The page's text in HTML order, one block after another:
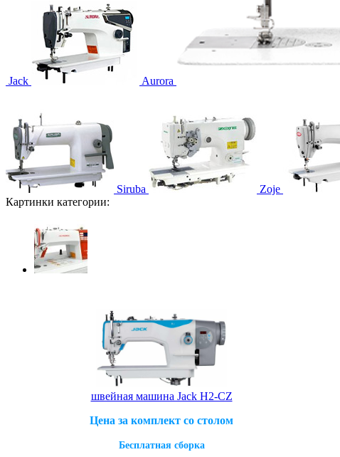
Jack Aurora
Siruba Zoje
Картинки категории:
швейная машина Jack H2-CZ
Цена за комплект со столом
Бесплатная сборка